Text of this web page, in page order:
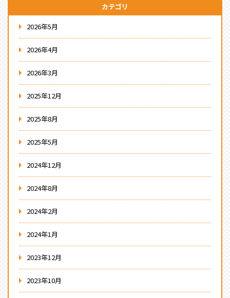
カテゴリ
2026年5月
2026年4月
2026年3月
2025年12月
2025年8月
2025年5月
2024年12月
2024年8月
2024年2月
2024年1月
2023年12月
2023年10月